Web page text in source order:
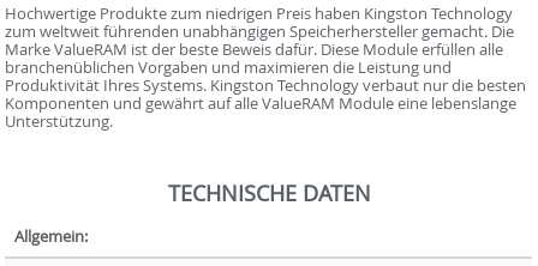
Hochwertige Produkte zum niedrigen Preis haben Kingston Technology
zum weltweit führenden unabhängigen Speicherhersteller gemacht. Die
Marke ValueRAM ist der beste Beweis dafür. Diese Module erfüllen alle
branchenüblichen Vorgaben und maximieren die Leistung und
Produktivität Ihres Systems. Kingston Technology verbaut nur die besten
Komponenten und gewährt auf alle ValueRAM Module eine lebenslange
Unterstützung.
TECHNISCHE DATEN
Allgemein: